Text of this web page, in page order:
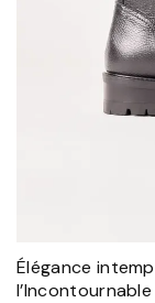
Élégance